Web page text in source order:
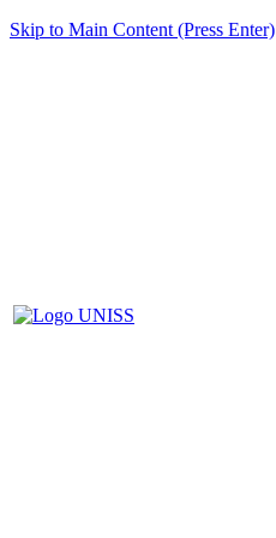
Skip to Main Content (Press Enter)